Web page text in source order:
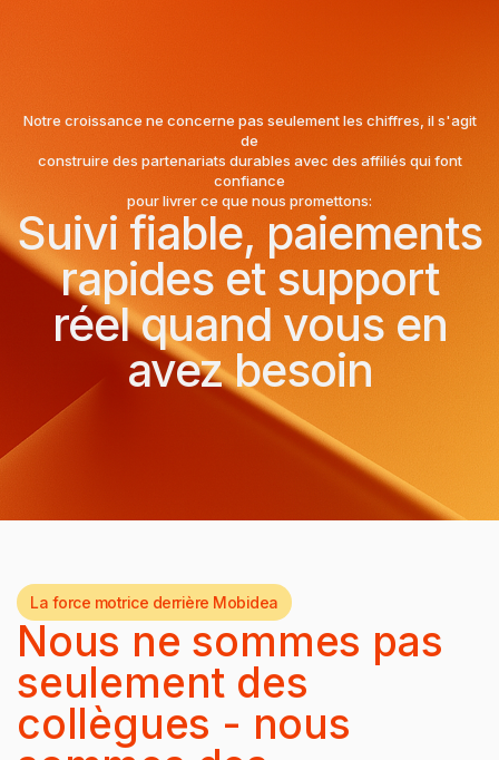
Notre croissance ne concerne pas seulement les chiffres, il s'agit
de
construire des partenariats durables avec des affiliés qui font
confiance
pour livrer ce que nous promettons:
Suivi fiable, paiements
rapides et support
réel quand vous en
avez besoin
La force motrice derrière Mobidea
Nous ne sommes pas
seulement des
collègues - nous